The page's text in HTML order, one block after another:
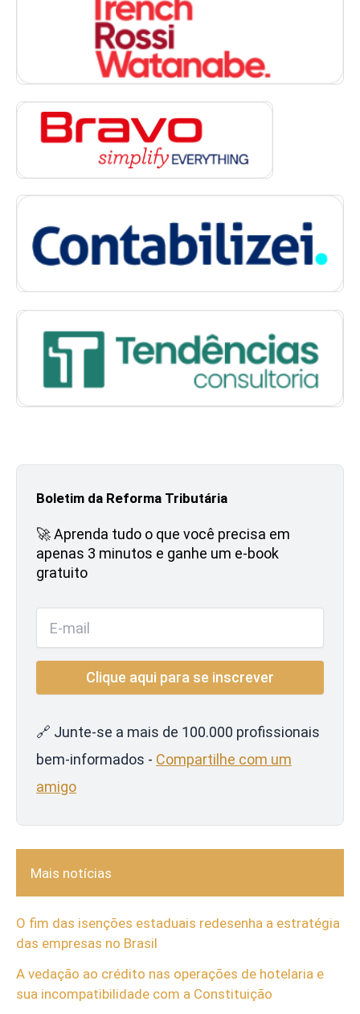
Boletim da Reforma Tributária
🚀 Aprenda tudo o que você precisa em
apenas 3 minutos e ganhe um e-book
gratuito
🔗 Junte-se a mais de 100.000 profissionais
bem-informados - Compartilhe com um
amigo
Mais notícias
O fim das isenções estaduais redesenha a estratégia
das empresas no Brasil
A vedação ao crédito nas operações de hotelaria e
sua incompatibilidade com a Constituição